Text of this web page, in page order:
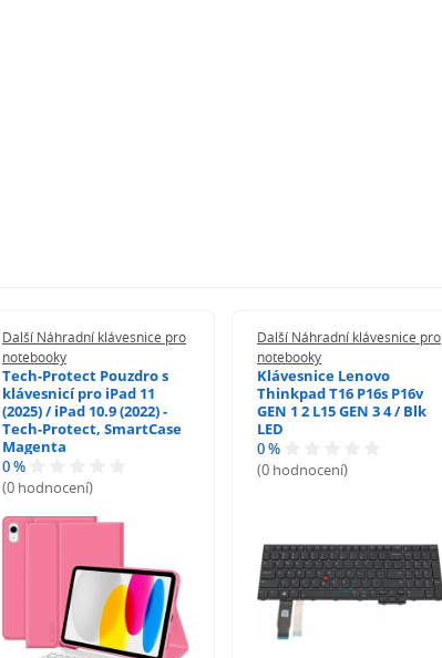
Další Náhradní klávesnice pro
notebooky
Tech-Protect Pouzdro s
klávesnicí pro iPad 11
(2025) / iPad 10.9 (2022) -
Tech-Protect, SmartCase
Magenta
0 %
(0 hodnocení)
Další Náhradní klávesnice pro
notebooky
Klávesnice Lenovo
Thinkpad T16 P16s P16v
GEN 1 2 L15 GEN 3 4 / Blk
LED
0 %
(0 hodnocení)